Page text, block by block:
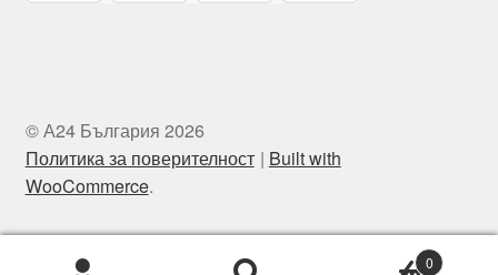
© А24 България 2026
Политика за поверителност
Built with
WooCommerce.
0